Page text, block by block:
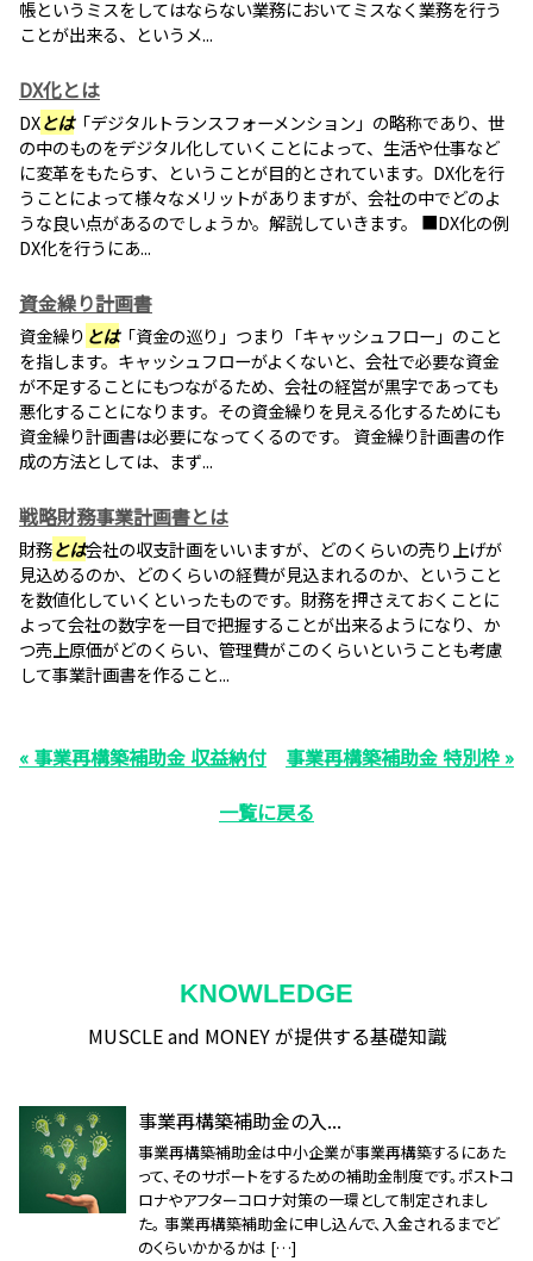
帳というミスをしてはならない業務においてミスなく業務を行う
ことが出来る、というメ...
DX化とは
DXとは「デジタルトランスフォーメンション」の略称であり、世
の中のものをデジタル化していくことによって、生活や仕事など
に変革をもたらす、ということが目的とされています。DX化を行
うことによって様々なメリットがありますが、会社の中でどのよ
うな良い点があるのでしょうか。解説していきます。 ■DX化の例
DX化を行うにあ...
資金繰り計画書
資金繰り とは「資金の巡り」つまり「キャッシュフロー」のこと
を指します。キャッシュフローがよくないと、会社で必要な資金
が不足することにもつながるため、会社の経営が黒字であっても
悪化することになります。その資金繰りを見える化するためにも
資金繰り計画書は必要になってくるのです。 資金繰り計画書の作
成の方法としては、まず...
戦略財務事業計画書とは
財務とは会社の収支計画をいいますが、どのくらいの売り上げが
見込めるのか、どのくらいの経費が見込まれるのか、ということ
を数値化していくといったものです。財務を押さえておくことに
よって会社の数字を一目で把握することが出来るようになり、か
つ売上原価がどのくらい、管理費がこのくらいということも考慮
して事業計画書を作ること...
« 事業再構築補助金 収益納付
事業再構築補助金 特別枠 »
一覧に戻る
KNOWLEDGE
MUSCLE and MONEY が提供する基礎知識
事業再構築補助金の入...
事業再構築補助金は中小企業が事業再構築するにあた
って、そのサポートをするための補助金制度です。ポストコ
ロナやアフターコロナ対策の一環として制定されまし
た。 事業再構築補助金に申し込んで、入金されるまでど
のくらいかかるかは […]